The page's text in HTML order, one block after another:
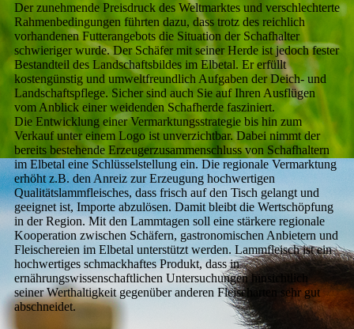
Der zunehmende Preisdruck des Weltmarktes und verschlechterte
Rahmenbedingungen führten dazu, dass trotz des reichlich
vorhandenen Futterangebots die Situation der Schafhalter
schwieriger wurde. Der Schäfer mit seiner Herde ist jedoch fester
Bestandteil des Landschaftsbildes im Elbetal. Er erfüllt
kostengünstig und umweltfreundlich Aufgaben der Deich- und
Landschaftspflege. Sicher sind auch Sie auf Ihren Ausflügen
vom Anblick einer weidenden Schafherde fasziniert.
Die Entwicklung einer Vermarktungsstrategie bis hin zum
Verkauf unter einem Logo ist unverzichtbar. Dabei nimmt der
bereits bestehende Erzeugerzusammenschluss von Schafhaltern
im Elbetal eine Schlüsselstellung ein. Die regionale Vermarktung
erhöht z.B. den Anreiz zur Erzeugung hochwertigen
Qualitätslammfleisches, dass frisch auf den Tisch gelangt und
geeignet ist, Importe abzulösen. Damit bleibt die Wertschöpfung
in der Region. Mit den Lammtagen soll eine stärkere regionale
Kooperation zwischen Schäfern, gastronomischen Anbietern und
Fleischereien im Elbetal unterstützt werden. Lammfleisch ist ein
hochwertiges schmackhaftes Produkt, dass in
ernährungswissenschaftlichen Untersuchungen hinsichtlich
seiner Werthaltigkeit gegenüber anderen Fleischarten sehr gut
abschneidet.